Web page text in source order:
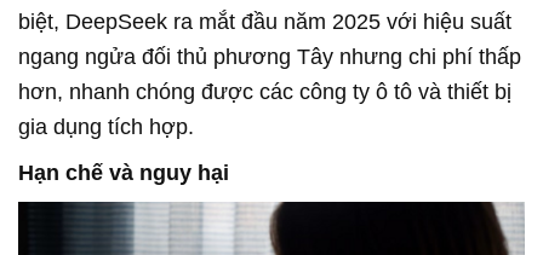
biệt, DeepSeek ra mắt đầu năm 2025 với hiệu suất
ngang ngửa đối thủ phương Tây nhưng chi phí thấp
hơn, nhanh chóng được các công ty ô tô và thiết bị
gia dụng tích hợp.
Hạn chế và nguy hại